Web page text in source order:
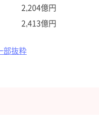
2,204億円
2,413億円
部抜粋